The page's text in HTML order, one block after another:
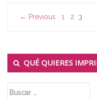
Navegación
← Previous 1 2 3
Secondary
Sidebar
QUÉ QUIERES